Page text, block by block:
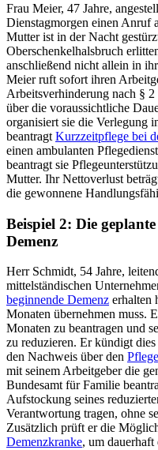
Frau Meier, 47 Jahre,
Dienstagmorgen einen Anruf
Mutter ist in der Nacht
Oberschenkelhalsbruch
anschließend nicht allein in
Meier ruft sofort ihren
Arbeitsverhinderung nach §
über die voraussichtliche
organisiert sie die Verlegung
beantragt Kurzzeitpflege bei
einen ambulanten
beantragt sie
Mutter. Ihr Nettoverlust
die gewonnene
Beispiel 2: Die
Demenz
Herr Schmidt, 54 Jahre,
mittelständischen
beginnende Demenz erhalten
Monaten übernehmen muss.
Monaten zu beantragen und
zu reduzieren. Er kündigt
den Nachweis über den
mit seinem Arbeitgeber die
Bundesamt für Familie
Aufstockung seines
Verantwortung tragen, ohne
Zusätzlich prüft er die
Demenzkranke, um dauerhaft